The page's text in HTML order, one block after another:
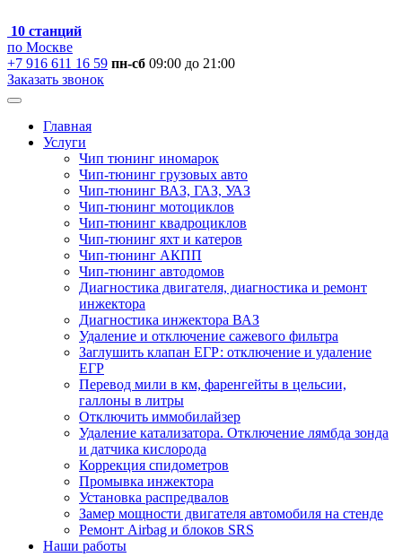
10 станций
по Москве
+7 916 611 16 59 пн-сб 09:00 до 21:00
Заказать звонок
Главная
Услуги
Чип тюнинг иномарок
Чип-тюнинг грузовых авто
Чип-тюнинг ВАЗ, ГАЗ, УАЗ
Чип-тюнинг мотоциклов
Чип-тюнинг квадроциклов
Чип-тюнинг яхт и катеров
Чип-тюнинг АКПП
Чип-тюнинг автодомов
Диагностика двигателя, диагностика и ремонт
инжектора
Диагностика инжектора ВАЗ
Удаление и отключение сажевого фильтра
Заглушить клапан ЕГР: отключение и удаление
ЕГР
Перевод мили в км, фаренгейты в цельсии,
галлоны в литры
Отключить иммобилайзер
Удаление катализатора. Отключение лямбда зонда
и датчика кислорода
Коррекция спидометров
Промывка инжектора
Установка распредвалов
Замер мощности двигателя автомобиля на стенде
Ремонт Airbag и блоков SRS
Наши работы